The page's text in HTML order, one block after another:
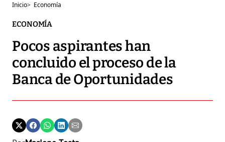
Inicio> Economía
ECONOMÍA
Pocos aspirantes han
concluido el proceso de la
Banca de Oportunidades